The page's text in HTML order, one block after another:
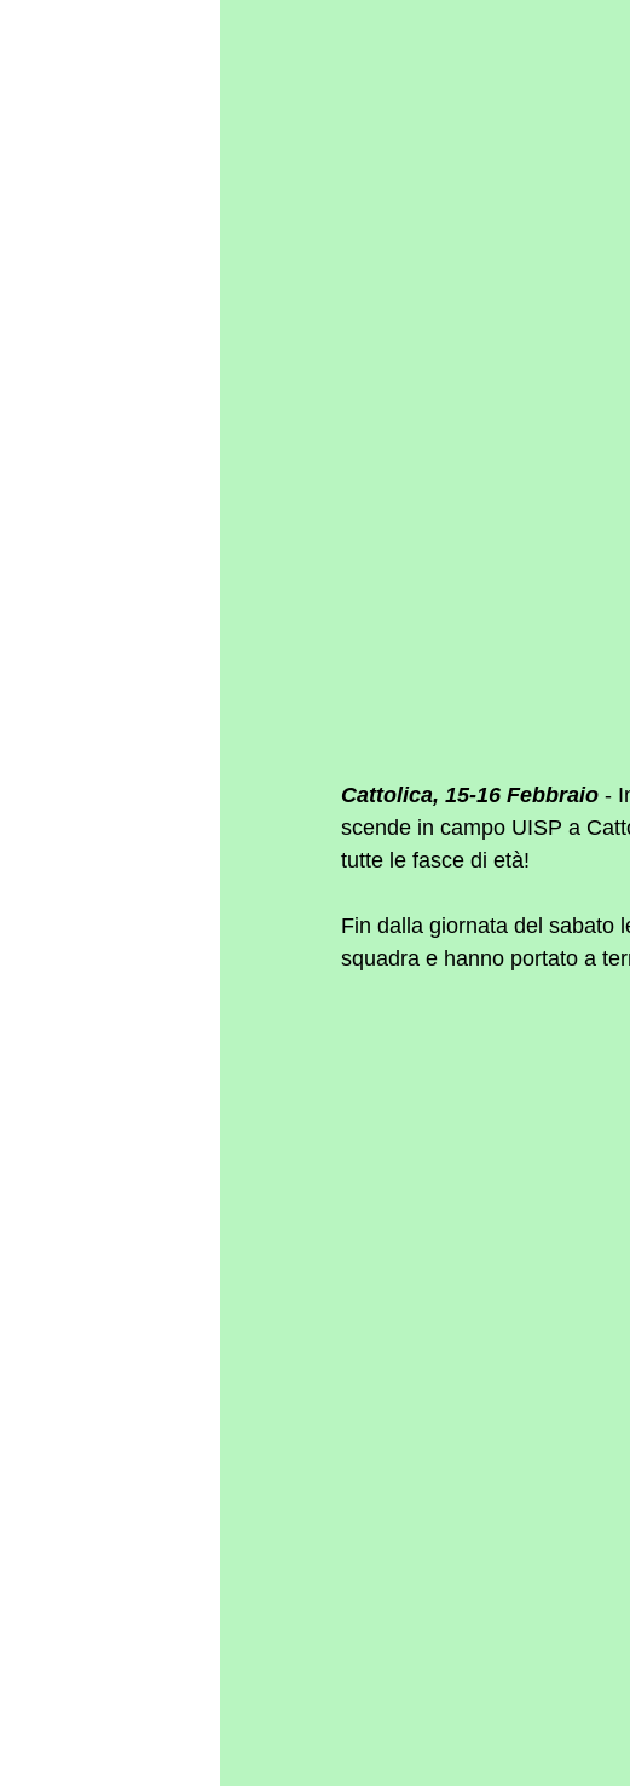
Cattolica, 15-16 Febbraio -
scende in campo UISP a
tutte le fasce di età!
Fin dalla giornata del sabato
squadra e hanno portato a